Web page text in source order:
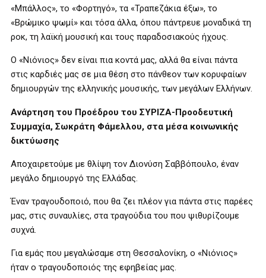
«Μπάλλος», το «Φορτηγό», τα «Τραπεζάκια έξω», το
«Βρώμικο ψωμί» και τόσα άλλα, όπου πάντρευε μοναδικά τη
ροκ, τη λαϊκή μουσική και τους παραδοσιακούς ήχους.
Ο «Νιόνιος» δεν είναι πια κοντά μας, αλλά θα είναι πάντα
στις καρδιές μας σε μια θέση στο πάνθεον των κορυφαίων
δημιουργών της ελληνικής μουσικής, των μεγάλων Ελλήνων.
Ανάρτηση του Προέδρου του ΣΥΡΙΖΑ-Προοδευτική
Συμμαχία, Σωκράτη Φάμελλου, στα μέσα κοινωνικής
δικτύωσης
Αποχαιρετούμε με θλίψη τον Διονύση Σαββόπουλο, έναν
μεγάλο δημιουργό της Ελλάδας.
Έναν τραγουδοποιό, που θα ζει πλέον για πάντα στις παρέες
μας, στις συναυλίες, στα τραγούδια του που ψιθυρίζουμε
συχνά.
Για εμάς που μεγαλώσαμε στη Θεσσαλονίκη, ο «Νιόνιος»
ήταν ο τραγουδοποιός της εφηβείας μας.